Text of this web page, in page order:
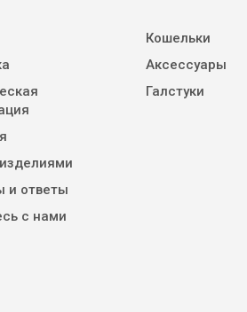
и ответы
с нами
Кошельки
Аксессуары
Галстуки